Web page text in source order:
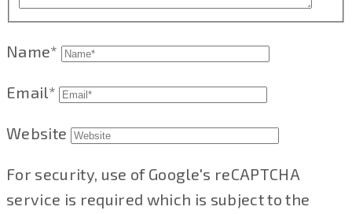
Name*
Email*
Website
For security, use of Google's reCAPTCHA
service is required which is subject to the